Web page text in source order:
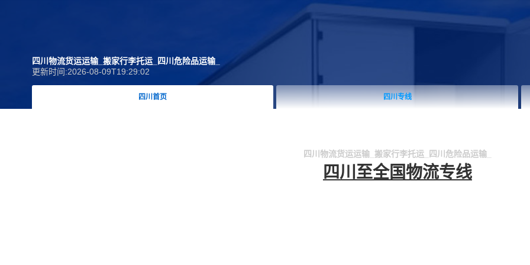
四川物流货运运输_搬家行李托运_四川危险品运输_
更新时间:2026-08-09T19:29:02
四川专线 四川物流
四川物流货运运输_搬家行李托运_四川危险品运输_
四川至全国物流专线